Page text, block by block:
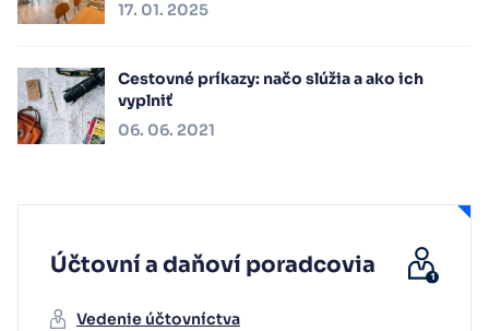
17. 01. 2025
Cestovné príkazy: načo slúžia a ako ich
vyplniť
06. 06. 2021
Účtovní a daňoví poradcovia
Vedenie účtovníctva